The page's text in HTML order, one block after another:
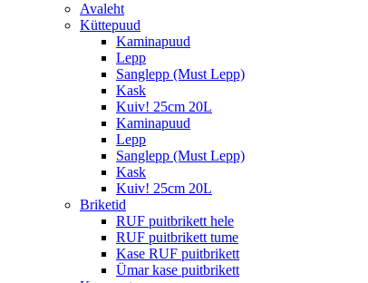
Avaleht
Küttepuud
Kaminapuud
Lepp
Sanglepp (Must Lepp)
Kask
Kuiv! 25cm 20L
Kaminapuud
Lepp
Sanglepp (Must Lepp)
Kask
Kuiv! 25cm 20L
Briketid
RUF puitbrikett hele
RUF puitbrikett tume
Kase RUF puitbrikett
Ümar kase puitbrikett